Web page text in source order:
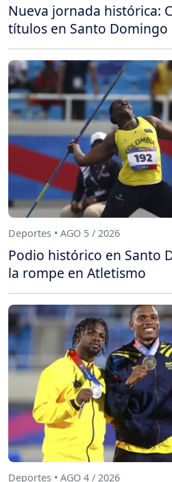
Nueva jornada histórica:
títulos en Santo Domingo
Deportes • AGO 5 / 2026
Podio histórico en Santo
la rompe en Atletismo
Deportes • AGO 4 / 2026